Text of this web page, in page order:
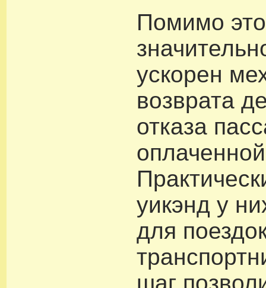
Помимо
ускорен
возврата
отказа
уикэнд у
для
шаг